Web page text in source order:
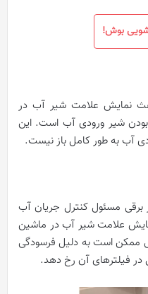
بوش!
نمایش علامت شیر آب در
شیر ورودی آب است. این
آب به طور کامل باز نیست.
مسئول کنترل جریان آب
علامت شیر آب در ماشین
ممکن است به دلیل فرسودگی
فیلترهای آن رخ دهد.